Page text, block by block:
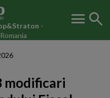
-
menu search
modificari